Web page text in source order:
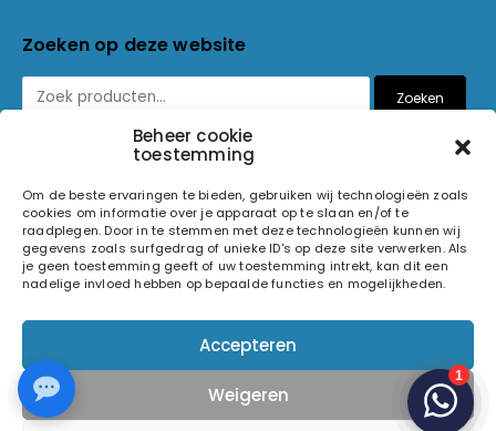
Beheer cookie
toestemming
Om de beste ervaringen te bieden, gebruiken wij technologieën zoals
cookies om informatie over je apparaat op te slaan en/of te
raadplegen. Door in te stemmen met deze technologieën kunnen wij
gegevens zoals surfgedrag of unieke ID's op deze site verwerken. Als
je geen toestemming geeft of uw toestemming intrekt, kan dit een
nadelige invloed hebben op bepaalde functies en mogelijkheden.
Accepteren
Weigeren
Zoeken op deze website
Zoeken
© 2026 Light and Sound Factory. Alle rechten voorbehouden.
Volg ons op